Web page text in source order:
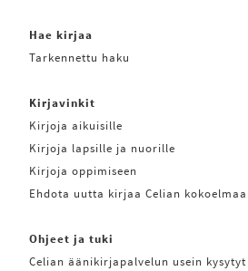
Hae kirjaa
Tarkennettu haku
Kirjavinkit
Kirjoja aikuisille
Kirjoja lapsille ja nuorille
Kirjoja oppimiseen
Ehdota uutta kirjaa Celian
Ohjeet ja tuki
Celian äänikirjapalvelun usein kysytyt